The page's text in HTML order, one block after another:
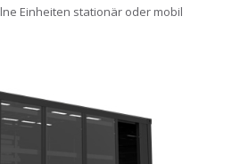
Einheiten stationär oder mobil